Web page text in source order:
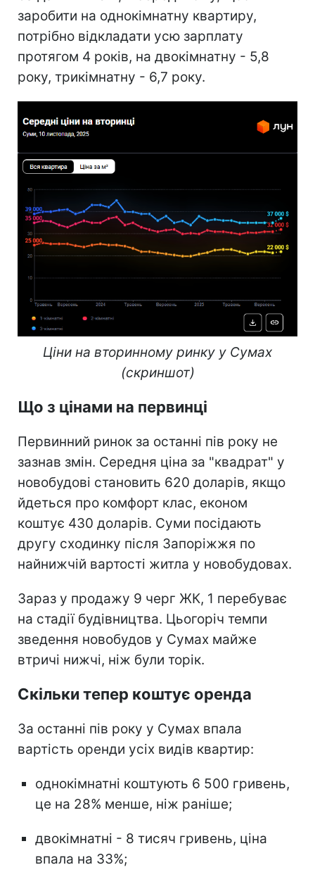
заробити на однокімнатну квартиру,
потрібно відкладати усю зарплату
протягом 4 років, на двокімнатну - 5,8
року, трикімнатну - 6,7 року.
Ціни на вторинному ринку у Сумах
(скриншот)
Що з цінами на первинці
Первинний ринок за останні пів року не
зазнав змін. Середня ціна за "квадрат" у
новобудові становить 620 доларів, якщо
йдеться про комфорт клас, економ
коштує 430 доларів. Суми посідають
другу сходинку після Запоріжжя по
найнижчій вартості житла у новобудовах.
Зараз у продажу 9 черг ЖК, 1 перебуває
на стадії будівництва. Цьогоріч темпи
зведення новобудов у Сумах майже
втричі нижчі, ніж були торік.
Скільки тепер коштує оренда
За останні пів року у Сумах впала
вартість оренди усіх видів квартир:
однокімнатні коштують 6 500 гривень,
це на 28% менше, ніж раніше;
двокімнатні - 8 тисяч гривень, ціна
впала на 33%;